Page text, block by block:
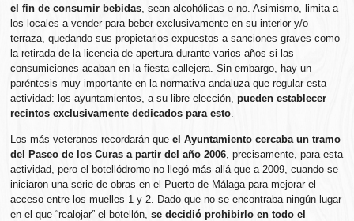
el fin de consumir bebidas, sean alcohólicas o no. Asimismo, limita a
los locales a vender para beber exclusivamente en su interior y/o
terraza, quedando sus propietarios expuestos a sanciones graves como
la retirada de la licencia de apertura durante varios años si las
consumiciones acaban en la fiesta callejera. Sin embargo, hay un
paréntesis muy importante en la normativa andaluza que regular esta
actividad: los ayuntamientos, a su libre elección,pueden establecer
recintos exclusivamente dedicados para esto.
Los más veteranos recordarán que el Ayuntamiento cercaba un tramo
del Paseo de los Curas a partir del año 2006, precisamente, para esta
actividad, pero el botellódromo no llegó más allá que a 2009, cuando se
iniciaron una serie de obras en el Puerto de Málaga para mejorar el
acceso entre los muelles 1 y 2. Dado que no se encontraba ningún lugar
en el que “realojar” el botellón,se decidió prohibirlo en todo el